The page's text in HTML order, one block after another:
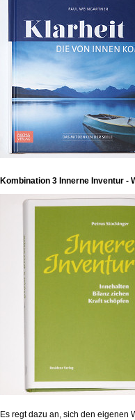
Kombination 3 Innerne Inventur -
Es regt dazu an, sich den eigenen